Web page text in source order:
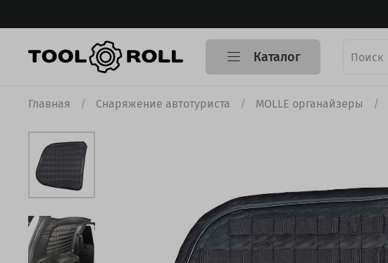
Каталог
Главная Снаряжение автотуриста MOLLE органайзеры